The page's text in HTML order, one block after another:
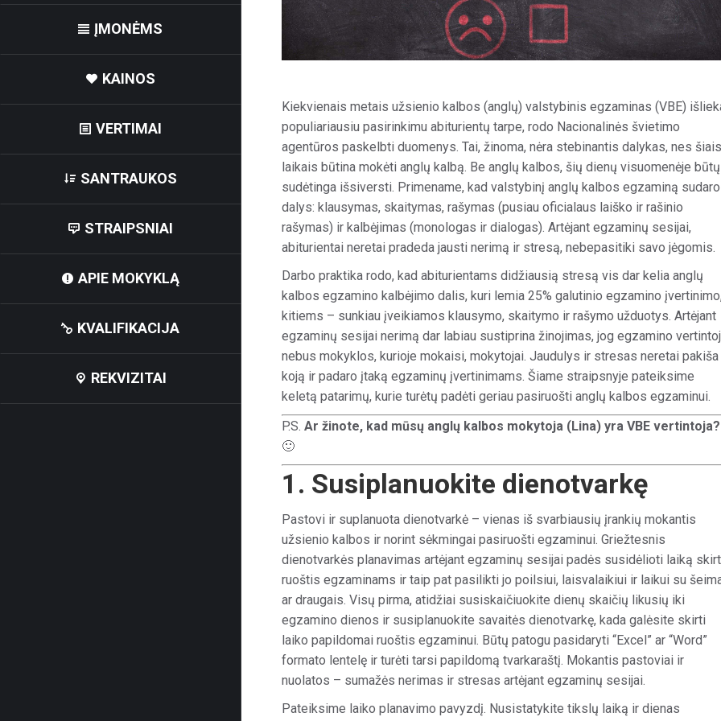
ĮMONĖMS
KAINOS
VERTIMAI
SANTRAUKOS
STRAIPSNIAI
APIE MOKYKLĄ
KVALIFIKACIJA
REKVIZITAI
Kiekvienais metais užsienio kalbos (anglų) valstybinis egzaminas (VBE)
populiariausiu pasirinkimu abiturientų tarpe, rodo Nacionalinės švietimo
agentūros paskelbti duomenys. Tai, žinoma, nėra stebinantis dalykas, nes šiais
laikais būtina mokėti anglų kalbą. Be anglų kalbos, šių dienų visuomenėje būtų
sudėtinga išsiversti. Primename, kad valstybinį anglų kalbos egzaminą
dalys: klausymas, skaitymas, rašymas (pusiau oficialaus laiško ir rašinio
rašymas) ir kalbėjimas (monologas ir dialogas). Artėjant egzaminų sesijai,
abiturientai neretai pradeda jausti nerimą ir stresą, nebepasitiki savo jėgomis.
Darbo praktika rodo, kad abiturientams didžiausią stresą vis dar kelia anglų
kalbos egzamino kalbėjimo dalis, kuri lemia 25% galutinio egzamino
kitiems – sunkiau įveikiamos klausymo, skaitymo ir rašymo užduotys. Artėjant
egzaminų sesijai nerimą dar labiau sustiprina žinojimas, jog egzamino
nebus mokyklos, kurioje mokaisi, mokytojai. Jaudulys ir stresas neretai pakiša
koją ir padaro įtaką egzaminų įvertinimams. Šiame straipsnyje pateiksime
keletą patarimų, kurie turėtų padėti geriau pasiruošti anglų kalbos egzaminui.
P.S. Ar žinote, kad mūsų anglų kalbos mokytoja (Lina) yra VBE vertintoja?
🙂
1. Susiplanuokite dienotvarkę
Pastovi ir suplanuota dienotvarkė – vienas iš svarbiausių įrankių mokantis
užsienio kalbos ir norint sėkmingai pasiruošti egzaminui. Griežtesnis
dienotvarkės planavimas artėjant egzaminų sesijai padės susidėlioti laiką
ruoštis egzaminams ir taip pat pasilikti jo poilsiui, laisvalaikiui ir laikui su
ar draugais. Visų pirma, atidžiai susiskaičiuokite dienų skaičių likusių iki
egzamino dienos ir susiplanuokite savaitės dienotvarkę, kada galėsite skirti
laiko papildomai ruoštis egzaminui. Būtų patogu pasidaryti “Excel” ar “Word”
formato lentelę ir turėti tarsi papildomą tvarkaraštį. Mokantis pastoviai ir
nuolatos – sumažės nerimas ir stresas artėjant egzaminų sesijai.
Pateiksime laiko planavimo pavyzdį. Nusistatykite tikslų laiką ir dienas